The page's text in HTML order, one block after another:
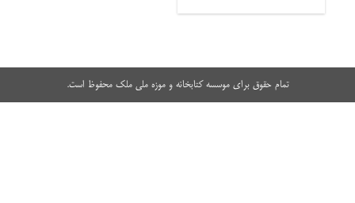
تمام حقوق برای موسسه کتابخانه و موزه ملی ملک محفوظ است.